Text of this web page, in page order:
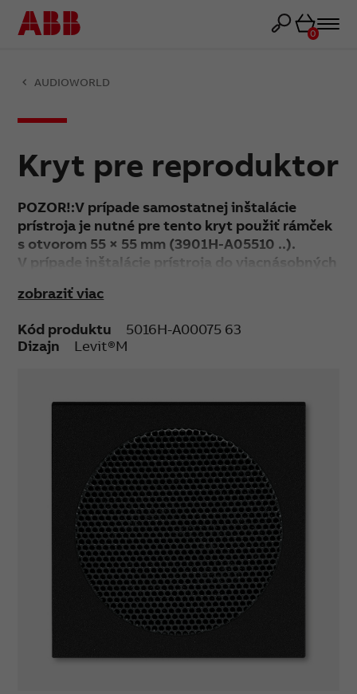
Košík
0
AUDIOWORLD
Kryt pre reproduktor
POZOR!:V prípade samostatnej inštalácie
prístroja je nutné pre tento kryt použiť rámček
s otvorom 55 × 55 mm (3901H-A05510 ..).
V prípade inštalácie prístroja do viacnásobných
štandardný rámček zodpovedajúci násobnosti
rámčeku je potrebné použiť ešte krajný alebo
stredný kryt rámčeka s otvorom 55 × 55 mm
otvormi 55 × 55 mm (3901H-A05520. .).
Pre zapustený reproduktor s guľatou mriežkou.
zobraziť viac
Kód produktu
5016H-A00075 63
Dizajn
Levit®M